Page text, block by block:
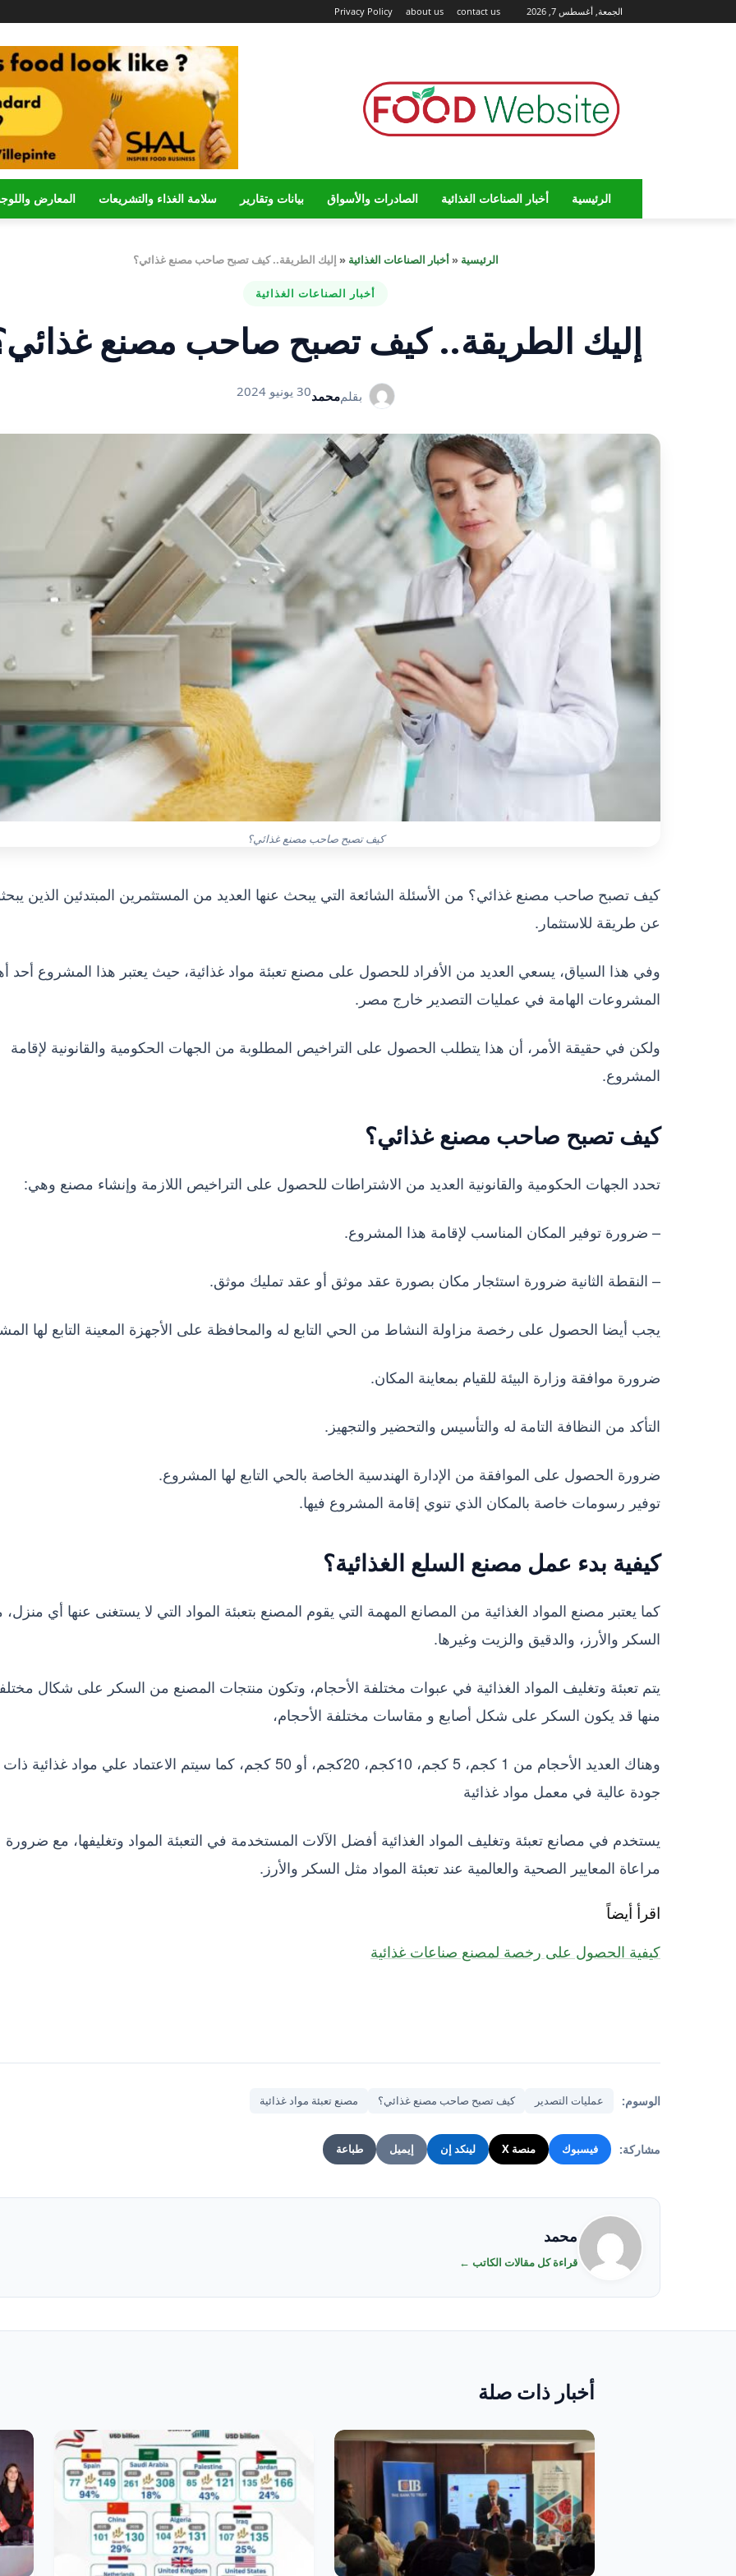
الجمعة, أغسطس 7, 2026 Privacy Policy about us contact us
الرئيسية أخبار الصناعات الغذائية الصادرات والأسواق بيانات وتقارير سلامة الغذاء والتشريعات المعارض
الرئيسية «أخبار الصناعات الغذائية « إليك الطريقة.. كيف تصبح صاحب مصنع غذائي؟
أخبار الصناعات الغذائية
إليك الطريقة.. كيف تصبح صاحب مصنع
بقلممحمد30 يونيو 2024
كيف تصبح صاحب مصنع غذائي؟
كيف تصبح صاحب مصنع غذائي؟ من الأسئلة الشائعة التي يبحث عنها العديد من المستثمرين المبتدئين الذين
عن طريقة للاستثمار.
وفي هذا السياق، يسعي العديد من الأفراد للحصول على مصنع تعبئة مواد غذائية، حيث يعتبر هذا المشروع أحد
المشروعات الهامة في عمليات التصدير خارج مصر.
ولكن في حقيقة الأمر، أن هذا يتطلب الحصول على التراخيص المطلوبة من الجهات الحكومية والقانونية لإقامة
المشروع.
كيف تصبح صاحب مصنع غذائي؟
تحدد الجهات الحكومية والقانونية العديد من الاشتراطات للحصول على التراخيص اللازمة وإنشاء مصنع وهي:
– ضرورة توفير المكان المناسب لإقامة هذا المشروع.
– النقطة الثانية ضرورة استئجار مكان بصورة عقد موثق أو عقد تمليك موثق.
يجب أيضا الحصول على رخصة مزاولة النشاط من الحي التابع له والمحافظة على الأجهزة المعينة التابع لها
ضرورة موافقة وزارة البيئة للقيام بمعاينة المكان.
التأكد من النظافة التامة له والتأسيس والتحضير والتجهيز.
ضرورة الحصول على الموافقة من الإدارة الهندسية الخاصة بالحي التابع لها المشروع.
توفير رسومات خاصة بالمكان الذي تنوي إقامة المشروع فيها.
كيفية بدء عمل مصنع السلع الغذائية؟
كما يعتبر مصنع المواد الغذائية من المصانع المهمة التي يقوم المصنع بتعبئة المواد التي لا يستغنى عنها أي
السكر والأرز، والدقيق والزيت وغيرها.
يتم تعبئة وتغليف المواد الغذائية في عبوات مختلفة الأحجام، وتكون منتجات المصنع من السكر على شكال
منها قد يكون السكر على شكل أصابع و مقاسات مختلفة الأحجام،
وهناك العديد الأحجام من 1 كجم، 5 كجم، 10كجم، 20كجم، أو 50 كجم، كما سيتم الاعتماد علي مواد غذائية ذات
جودة عالية في معمل مواد غذائية
يستخدم في مصانع تعبئة وتغليف المواد الغذائية أفضل الآلات المستخدمة في التعبئة المواد وتغليفها، مع ضرورة
مراعاة المعايير الصحية والعالمية عند تعبئة المواد مثل السكر والأرز.
اقرأ أيضاً
كيفية الحصول على رخصة لمصنع صناعات غذائية
الوسوم: عمليات التصدير كيف تصبح صاحب مصنع غذائي؟ مصنع تعبئة مواد غذائية
مشاركة: فيسبوك منصة X لينكد إن إيميل طباعة
محمد
قراءة كل مقالات الكاتب ←
أخبار ذات صلة